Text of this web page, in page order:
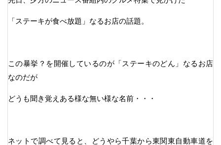
「ステーキが食べ放題」なるお店の話題。
この暴挙？を開催しているのが「ステーキのどん」なるお店
なのだが
どうも聞き覚えある様な無い様な名前・・・
ネットで調べて見ると、どうやら千葉から東関東自動車道を